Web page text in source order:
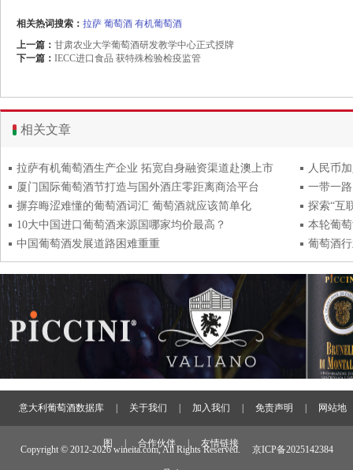
相关热词搜索： 拉萨 葡萄酒 有机葡萄酒
上一篇： 甘肃农业大学葡萄酒研发教学中心正式授牌
下一篇： IECC进口食品 获特殊检验检疫监管
相关文章
拉萨有机葡萄酒生产企业 拓宽自身融资渠道赴澳上市
人民币
厦门国际葡萄酒节打造与国外酒庄零距离商洽平台
一带一
摒弃晦涩难懂的葡萄酒词汇 葡萄酒就应该简单化
探索“互
10大中国进口葡萄酒来源国哪家均价最高？
本轮葡
中国葡萄酒发展道路困难重重
葡萄酒
意大利葡萄酒数据库 关于我们 加入我们 免责声明 网站地
图 合作伙伴 友情链接
Copyright © 2012-2026 wineita.com, All Rights Reserved. 京ICP备2025142384